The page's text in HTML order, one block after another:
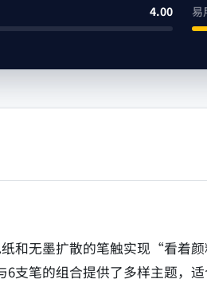
4.00 易
和无墨扩散的笔触实现“看着
支笔的组合提供了多样主题，